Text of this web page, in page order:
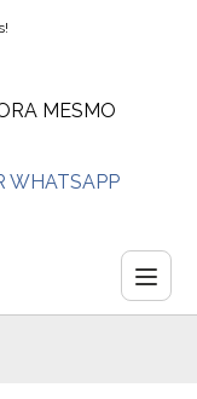
MESMO
WHATSAPP